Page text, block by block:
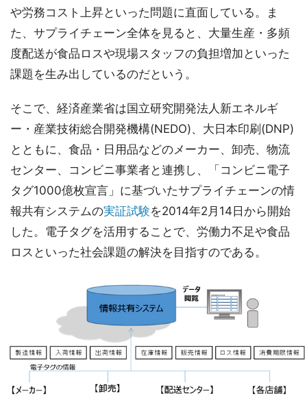
や労務コスト上昇といった問題に直面している。ま
た、サプライチェーン全体を見ると、大量生産・多頻
度配送が食品ロスや現場スタッフの負担増加といった
課題を生み出しているのだという。
そこで、経済産業省は国立研究開発法人新エネルギ
ー・産業技術総合開発機構(NEDO)、大日本印刷(DNP)
とともに、食品・日用品などのメーカー、卸売、物流
センター、コンビニ事業者と連携し、「コンビニ電子
タグ1000億枚宣言」に基づいたサプライチェーンの情
報共有システムの実証試験を2014年2月14日から開始
した。電子タグを活用することで、労働力不足や食品
ロスといった社会課題の解決を目指すのである。